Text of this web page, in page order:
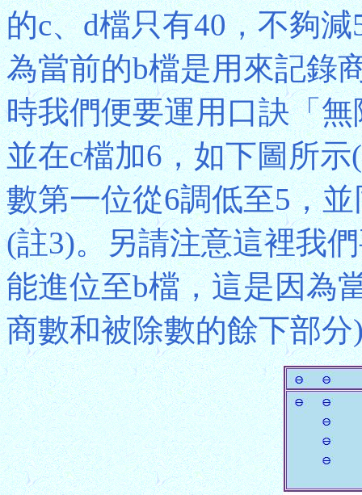
的c、d檔只有40，不夠
為當前的b檔是用來記錄
時我們便要運用口訣「
並在c檔加6，如下圖所
數第一位從6調低至5，
(註3)。另請注意這裡我
能進位至b檔，這是因為
商數和被除數的餘下部分